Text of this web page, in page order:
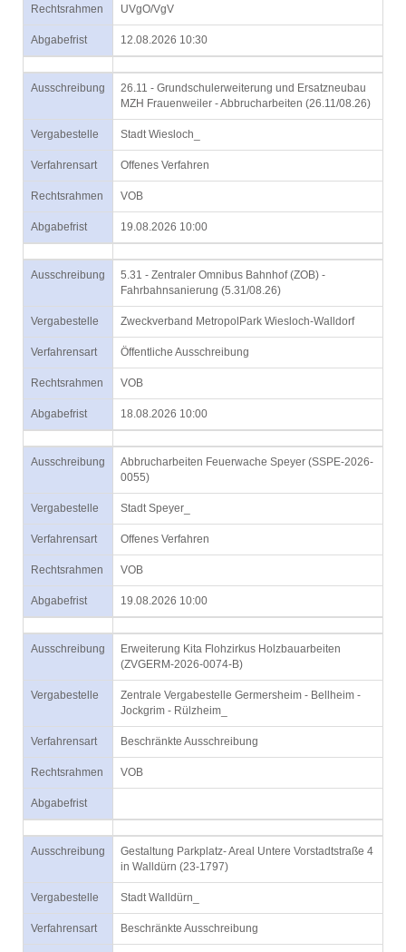
Rechtsrahmen UVgO/VgV
Abgabefrist 12.08.2026 10:30
Ausschreibung
26.11 - Grundschulerweiterung und Ersatzneubau
MZH Frauenweiler - Abbrucharbeiten (26.11/08.26)
Vergabestelle Stadt Wiesloch_
Verfahrensart Offenes Verfahren
Rechtsrahmen VOB
Abgabefrist 19.08.2026 10:00
Ausschreibung
5.31 - Zentraler Omnibus Bahnhof (ZOB) -
Fahrbahnsanierung (5.31/08.26)
Vergabestelle Zweckverband MetropolPark Wiesloch-Walldorf
Verfahrensart Öffentliche Ausschreibung
Rechtsrahmen VOB
Abgabefrist 18.08.2026 10:00
Ausschreibung
Abbrucharbeiten Feuerwache Speyer (SSPE-2026-
0055)
Vergabestelle Stadt Speyer_
Verfahrensart Offenes Verfahren
Rechtsrahmen VOB
Abgabefrist 19.08.2026 10:00
Ausschreibung
Erweiterung Kita Flohzirkus Holzbauarbeiten
(ZVGERM-2026-0074-B)
Vergabestelle
Zentrale Vergabestelle Germersheim - Bellheim -
Jockgrim - Rülzheim_
Verfahrensart Beschränkte Ausschreibung
Rechtsrahmen VOB
Abgabefrist
Ausschreibung
Gestaltung Parkplatz- Areal Untere Vorstadtstraße 4
in Walldürn (23-1797)
Vergabestelle Stadt Walldürn_
Verfahrensart Beschränkte Ausschreibung